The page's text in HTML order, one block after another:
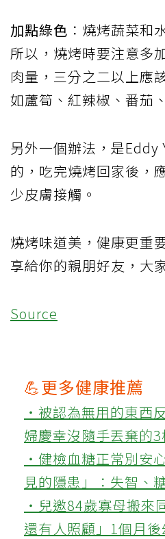
加點綠色 ：燒烤蔬菜和
所以，燒烤時要注意多
肉量，三分之二以上應
如蘆筍、紅辣椒、番茄
另外一個辦法，是Eddy
的，吃完燒烤回家後，
少皮膚接觸。
燒烤味道美，健康更重
享給你的親朋好友，大
Source
💪更多健康推薦
‧被認為無用的東西
婦慶幸沒隨手丟棄的3
‧健檢血糖正常別安
見的隱患」：失智、
‧兒邀84歲寡母搬來
還有人照顧」1個月